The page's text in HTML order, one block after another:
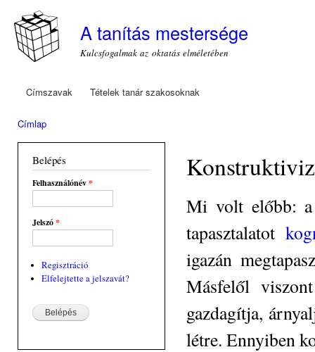
A tanítás mestersége
Kulcsfogalmak az oktatás elméletében
Főmenü
Címszavak Tételek tanár szakosoknak
Címlap
Belépés
Felhasználónév*
Jelszó*
Regisztráció
Elfelejtette a jelszavát?
Mi volt előbb:
tapasztalatot
igazán
Másfelől
gazdagítja,
létre. Ennyiben